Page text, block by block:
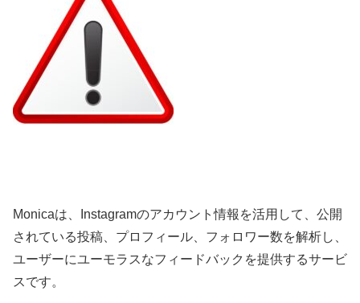
Monicaは、Instagramのアカウント情報を活用して、公開
されている投稿、プロフィール、フォロワー数を解析し、
ユーザーにユーモラスなフィードバックを提供するサービ
スです。